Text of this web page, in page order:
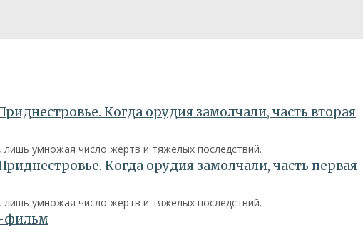
умножая число жертв и тяжелых последствий.
умножая число жертв и тяжелых последствий.